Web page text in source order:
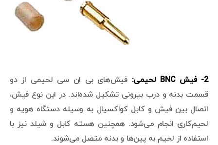
2- فیش BNC لحیمی:
فیش‌های بی ان سی لحیمی از دو
قسمت بدنه و درب بیرونی تشکیل شده‌اند. در این نوع فیش،
اتصال بین فیش و کابل کواکسیال به وسیله دستگاه هویه و
لحیم‌کاری انجام می‌شود. همچنین هسته کابل و شیلد نیز با
استفاده از لحیم به پین‌ها و بدنه متصل می‌شوند.